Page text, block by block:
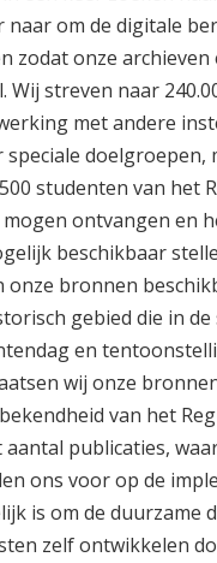
naar om de digitale
zodat onze
Wij streven naar
met andere
speciale doelgroepen,
studenten van het
ontvangen en
beschikbaar
onze bronnen
gebied die in de
en
wij onze
van het
publicaties,
ons voor op de
is om de duurzame
zelf ontwikkelen